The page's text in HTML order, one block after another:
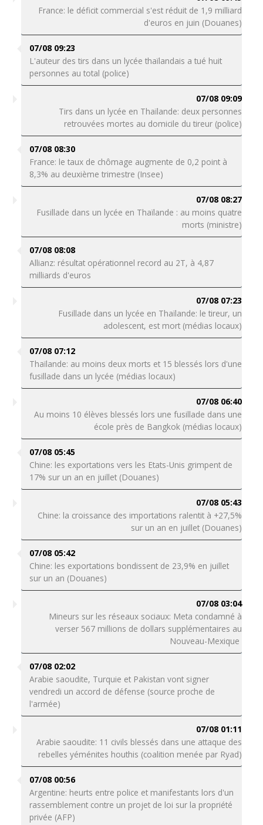
France: le déficit commercial s'est réduit de 1,9 milliard
d'euros en juin (Douanes)
07/08 09:23
L'auteur des tirs dans un lycée thaïlandais a tué huit
personnes au total (police)
07/08 09:09
Tirs dans un lycée en Thaïlande: deux personnes
retrouvées mortes au domicile du tireur (police)
07/08 08:30
France: le taux de chômage augmente de 0,2 point à
8,3% au deuxième trimestre (Insee)
07/08 08:27
Fusillade dans un lycée en Thaïlande : au moins quatre
morts (ministre)
07/08 08:08
Allianz: résultat opérationnel record au 2T, à 4,87
milliards d'euros
07/08 07:23
Fusillade dans un lycée en Thaïlande: le tireur, un
adolescent, est mort (médias locaux)
07/08 07:12
Thaïlande: au moins deux morts et 15 blessés lors d'une
fusillade dans un lycée (médias locaux)
07/08 06:40
Au moins 10 élèves blessés lors une fusillade dans une
école près de Bangkok (médias locaux)
07/08 05:45
Chine: les exportations vers les Etats-Unis grimpent de
17% sur un an en juillet (Douanes)
07/08 05:43
Chine: la croissance des importations ralentit à +27,5%
sur un an en juillet (Douanes)
07/08 05:42
Chine: les exportations bondissent de 23,9% en juillet
sur un an (Douanes)
07/08 03:04
Mineurs sur les réseaux sociaux: Meta condamné à
verser 567 millions de dollars supplémentaires au
Nouveau-Mexique
07/08 02:02
Arabie saoudite, Turquie et Pakistan vont signer
vendredi un accord de défense (source proche de
l'armée)
07/08 01:11
Arabie saoudite: 11 civils blessés dans une attaque des
rebelles yéménites houthis (coalition menée par Ryad)
07/08 00:56
Argentine: heurts entre police et manifestants lors d'un
rassemblement contre un projet de loi sur la propriété
privée (AFP)